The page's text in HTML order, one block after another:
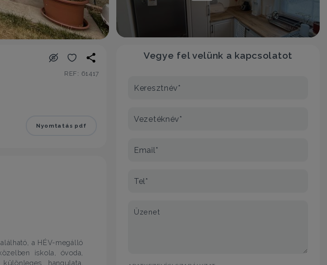
REF: 61417
Nyomtatás pdf
a HÉV-megálló
iskola, óvoda,
hangulata,
Vegye fel velünk a kapcsolatot
Keresztnév*
Vezetéknév*
Email*
Tel*
Üzenet